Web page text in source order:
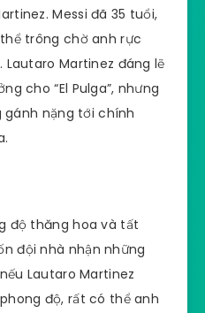
Messi đã 35 tuổi,
trông chờ anh rực
Martinez đáng lẽ
cho “El Pulga”, nhưng
gánh nặng tới chính
độ thăng hoa và tất
đội nhà nhận những
Lautaro Martinez
độ, rất có thể anh